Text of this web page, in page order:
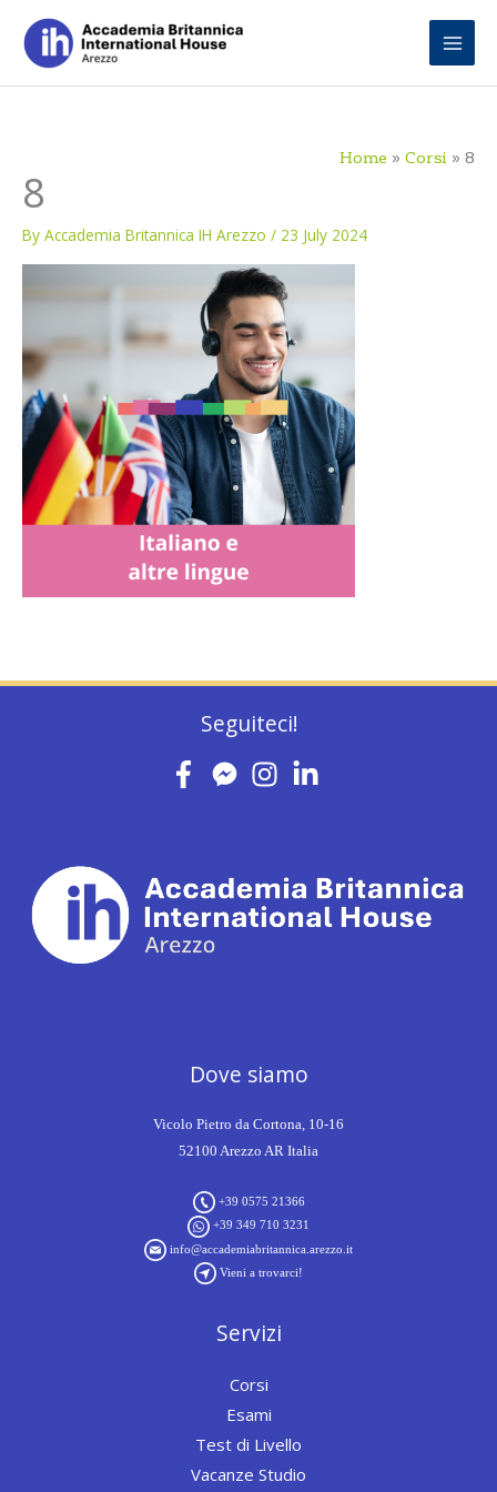
content
Home Corsi 8
8
By Accademia Britannica IH Arezzo / 23 July 2024
Seguiteci!
Dove siamo
Vicolo Pietro da Cortona, 10-16
52100 Arezzo AR Italia
+39 0575 21366
+39 349 710 3231
info@accademiabritannica.arezzo.it
Vieni a trovarci!
Servizi
Corsi
Esami
Test di Livello
Vacanze Studio